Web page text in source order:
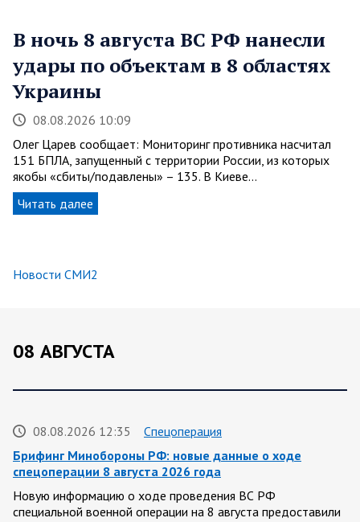
В ночь 8 августа ВС РФ нанесли
удары по объектам в 8 областях
Украины
08.08.2026 10:09
Олег Царев сообщает: Мониторинг противника насчитал
151 БПЛА, запущенный с территории России, из которых
якобы «сбиты/подавлены» – 135. В Киеве…
Читать далее
Новости СМИ2
08 АВГУСТА
08.08.2026 12:35
Спецоперация
Брифинг Минобороны РФ: новые данные о ходе
спецоперации 8 августа 2026 года
Новую информацию о ходе проведения ВС РФ
специальной военной операции на 8 августа предоставили